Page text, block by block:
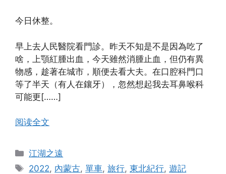
今日休整。
早上去人民醫院看門診。昨天不知是不是因為吃了
啥，上顎紅腫出血，今天雖然消腫止血，但仍有異
物感，趁著在城市，順便去看大夫。在口腔科門口
等了半天（有人在鑲牙），忽然想起我去耳鼻喉科
可能更[……]
阅读全文
Categories
江湖之遠
Tags
2022, 內蒙古,單車,旅行,東北紀行,遊記